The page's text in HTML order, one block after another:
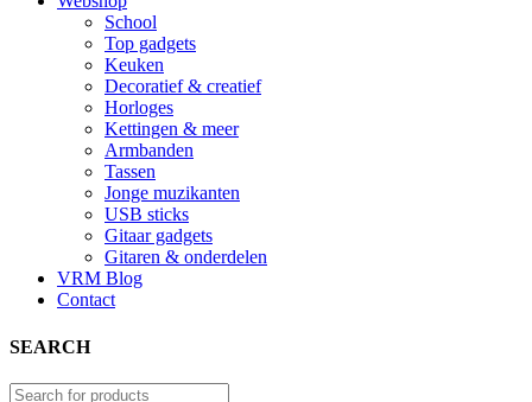
School
Top gadgets
Keuken
Decoratief & creatief
Horloges
Kettingen & meer
Armbanden
Tassen
Jonge muzikanten
USB sticks
Gitaar gadgets
Gitaren & onderdelen
VRM Blog
Contact
SEARCH